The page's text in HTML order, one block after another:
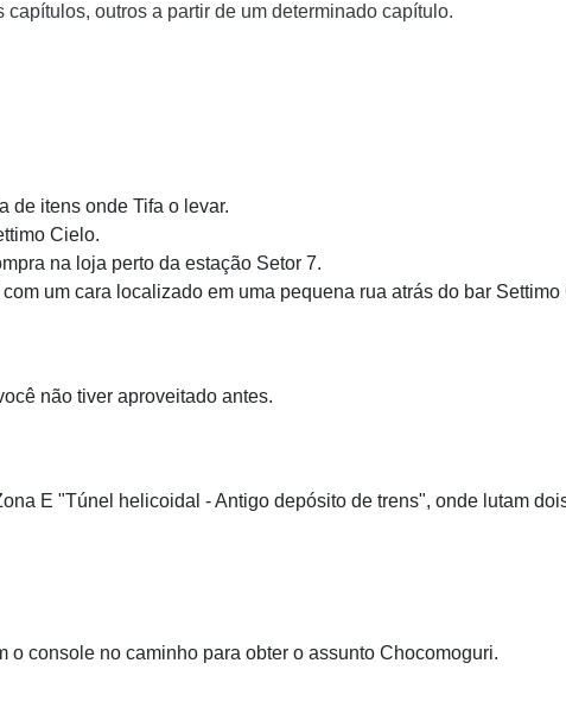
outros a partir de um determinado capítulo.
de itens onde Tifa o levar.
Cielo.
na loja perto da estação Setor 7.
um cara localizado em uma pequena rua atrás do bar
não tiver aproveitado antes.
E "Túnel helicoidal - Antigo depósito de trens", onde lutam
o console no caminho para obter o assunto Chocomoguri.